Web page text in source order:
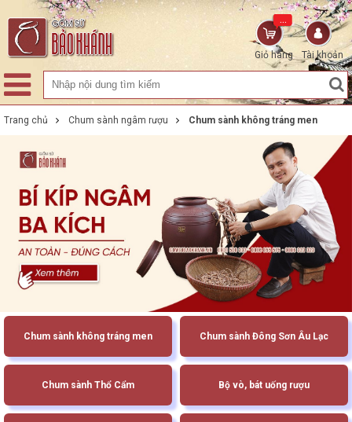
Tài khoản
Giỏ hàng
...
Trang chủ Chum sành ngâm rượu Chum sành không tráng men
Chum sành không tráng men Chum sành Đông Sơn Âu Lạc
Chum sành Thổ Cẩm Bộ vò, bát uống rượu